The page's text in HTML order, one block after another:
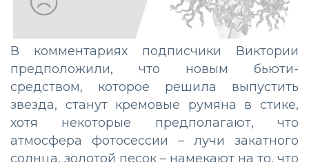
В комментариях подписчики Виктории
предположили, что новым бьюти-
средством, которое решила выпустить
звезда, станут кремовые румяна в стике,
хотя некоторые предполагают, что
атмосфера фотосессии – лучи закатного
солнца, золотой песок – намекают на то, что